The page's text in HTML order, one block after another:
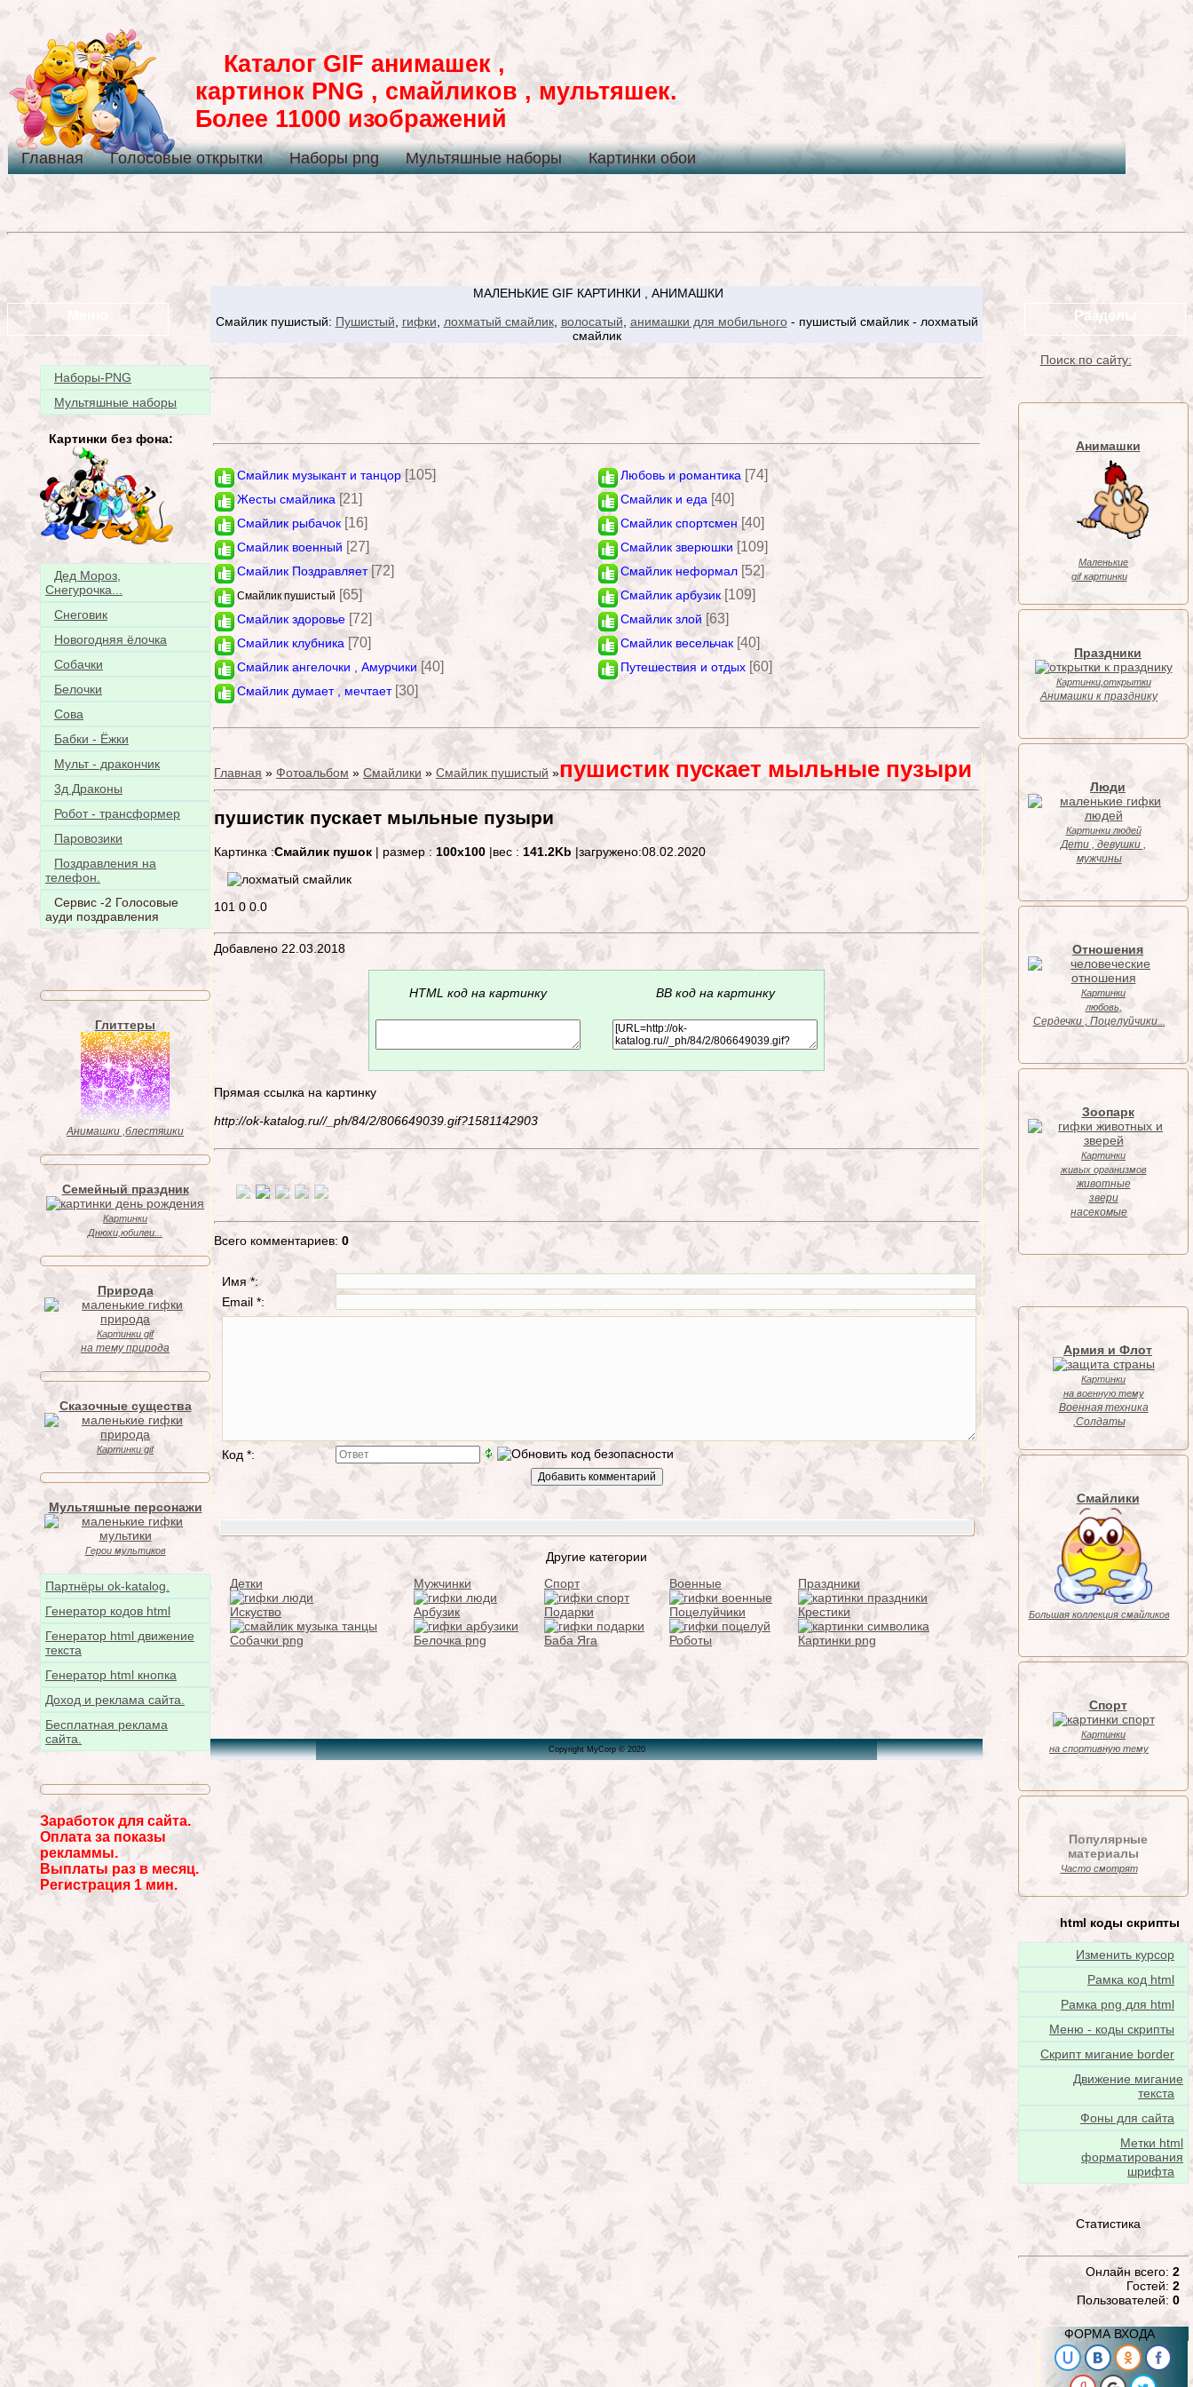
Каталог GIF анимашек ,
картинок PNG , смайликов , мультяшек.
Более 11000 изображений
Главная Голосовые открытки Наборы png Мультяшные наборы Картинки обои
Наборы-PNG
Мультяшные наборы
Картинки без фона:
Дед Мороз,
Снегурочка...
Снеговик
Новогодняя ёлочка
Собачки
Белочки
Сова
Бабки - Ёжки
Мульт - дракончик
3д Драконы
Робот - трансформер
Паровозики
Поздравления на
телефон.
Сервис -2 Голосовые
ауди поздравления
Глиттеры
Анимашки ,блестяшки
Семейный праздник
Картинки
Днюхи,юбилеи...
Природа
Картинки gif
на тему природа
Сказочные существа
Картинки gif
Мультяшные персонажи
Герои мультиков
Партнёры ok-katalog.
Генератор кодов html
Генератор html движение
текста
Генератор html кнопка
Доход и реклама сайта.
Бесплатная реклама
сайта.
Заработок для сайта.
Оплата за показы
рекламмы.
Выплаты раз в месяц.
Регистрация 1 мин.
МАЛЕНЬКИЕ GIF КАРТИНКИ , АНИМАШКИ
Смайлик пушистый: Пушистый гифки лохматый смайлик, волосатый анимашки для мобильного- пушистый смайлик - лохматый
смайлик
Смайлик музыкант и танцор [105] Любовь и романтика [74]
Жесты смайлика [21] Смайлик и еда [40]
Смайлик рыбачок [16] Смайлик спортсмен [40]
Смайлик военный [27] Смайлик зверюшки [109]
Смайлик Поздравляет [72] Смайлик неформал [52]
Смайлик пушистый [65] Смайлик арбузик [109]
Смайлик здоровье [72] Смайлик злой [63]
Смайлик клубника [70] Смайлик весельчак [40]
Смайлик ангелочки , Амурчики [40] Путешествия и отдых [60]
Смайлик думает , мечтает [30]
Главная » Фотоальбом » Смайлики » Смайлик пушистый »пушистик пускает мыльные пузыри
пушистик пускает мыльные пузыри
Картинка :Смайлик пушок | размер : 100x100 |вес :141.2Kb |загружено:08.02.2020
101 0 0.0
Добавлено 22.03.2018
HTML код на картинку BB код на картинку
Прямая ссылка на картинку
http://ok-katalog.ru//_ph/84/2/806649039.gif?1581142903
Всего комментариев: 0
Имя *:
Email *:
Код *:
Другие категории
Детки
Мужчинки Спорт Военные
Праздники
Искуство
Арбузик Подарки Поцелуйчики
Крестики
Собачки png
Белочка png Баба Яга Роботы Картинки png
Copyright MyCorp © 2020
Разделы
Поиск по сайту:
Анимашки
Маленькие
gif картинки
Праздники
Картинки,открытки
Анимашки к празднику
Люди
Картинки людей
Дети , девушки ,
мужчины
Отношения
Картинки
любовь,
Cердечки , Поцелуйчики...
Зоопарк
Картинки
живых организмов
животные
звери
насекомые
Армия и Флот
Картинки
на военную тему
Военная техника
,Солдаты
Смайлики
Большая коллекция смайликов
Спорт
Картинки
на спортивную тему
Популярные
материалы
Часто смотрят
html коды скрипты
Изменить курсор
Рамка код html
Рамка png для html
Меню - коды скрипты
Скрипт мигание border
Движение мигание
текста
Фоны для сайта
Метки html
форматирования
шрифта
Статистика
Онлайн всего: 2
Гостей: 2
Пользователей: 0
ФОРМА ВХОДА